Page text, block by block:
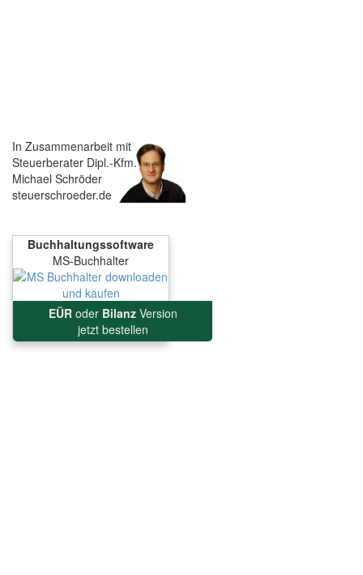
In Zusammenarbeit mit
Steuerberater Dipl.-Kfm.
Michael Schröder
steuerschroeder.de
Buchhaltungssoftware
MS-Buchhalter
EÜRoder BilanzVersion
jetzt bestellen